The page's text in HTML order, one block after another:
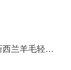
佐弗迪 新西兰羊毛轻奢风地毯客厅沙发毯茶几垫简约现代家用满铺卧室床边毯 WNS-07 1.6米x2.3米适合2座沙发或1.5米宽的床尾